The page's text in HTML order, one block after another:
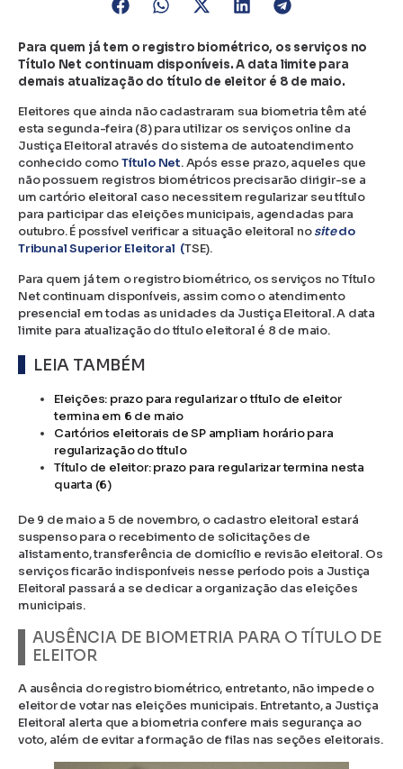
Para quem já tem o registro biométrico, os serviços no
Título Net continuam disponíveis. A data limite para
demais atualização do título de eleitor é 8 de maio.
Eleitores que ainda não cadastraram sua biometria têm até
esta segunda-feira (8) para utilizar os serviços online da
Justiça Eleitoral através do sistema de autoatendimento
conhecido comoTítulo Net. Após esse prazo, aqueles que
não possuem registros biométricos precisarão dirigir-se a
um cartório eleitoral caso necessitem regularizar seu título
para participar das eleições municipais, agendadas para
outubro. É possível verificar a situação eleitoral nositedo
Tribunal Superior Eleitoral (TSE).
Para quem já tem o registro biométrico, os serviços no Título
Net continuam disponíveis, assim como o atendimento
presencial em todas as unidades da Justiça Eleitoral. A data
limite para atualização do título eleitoral é 8 de maio.
LEIA TAMBÉM
Eleições: prazo para regularizar o título de eleitor
termina em 6 de maio
Cartórios eleitorais de SP ampliam horário para
regularização do título
Título de eleitor: prazo para regularizar termina nesta
quarta (6)
De 9 de maio a 5 de novembro, o cadastro eleitoral estará
suspenso para o recebimento de solicitações de
alistamento, transferência de domicílio e revisão eleitoral. Os
serviços ficarão indisponíveis nesse período pois a Justiça
Eleitoral passará a se dedicar a organização das eleições
municipais.
AUSÊNCIA DE BIOMETRIA PARA O TÍTULO DE
ELEITOR
A ausência do registro biométrico, entretanto, não impede o
eleitor de votar nas eleições municipais. Entretanto, a Justiça
Eleitoral alerta que a biometria confere mais segurança ao
voto, além de evitar a formação de filas nas seções eleitorais.